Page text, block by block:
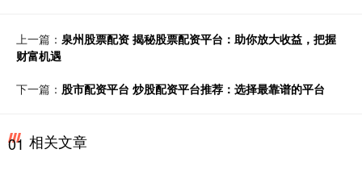
上一篇： 泉州股票配资 揭秘股票配资平台：助你放大收益，把握
财富机遇
下一篇： 股市配资平台 炒股配资平台推荐：选择最靠谱的平台
01 相关文章